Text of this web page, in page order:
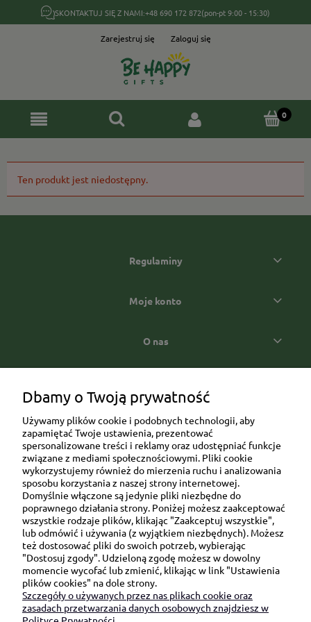
SKONTAKTUJ SIĘ Z NAMI:+48 690 172 872(pon-pt 9:00 - 15:30)
Zarejestruj się Zaloguj się
Ten produkt jest niedostępny.
Regulaminy
Moje konto
O nas
Ul. Brukowa 6/8 lok. 57/58
91-341 Łódź
NIP: 6751510615
SKONTAKTUJ SIĘ Z NAMI:
sklep@be-happygifts.com
+48 690 172 872
Dbamy o Twoją prywatność
Używamy plików cookie i podobnych technologii, aby
zapamiętać Twoje ustawienia, prezentować
spersonalizowane treści i reklamy oraz udostępniać funkcje
związane z mediami społecznościowymi. Pliki cookie
wykorzystujemy również do mierzenia ruchu i analizowania
sposobu korzystania z naszej strony internetowej.
Domyślnie włączone są jedynie pliki niezbędne do
poprawnego działania strony. Poniżej możesz zaakceptować
wszystkie rodzaje plików, klikając "Zaakceptuj wszystkie",
lub odmówić i używania (z wyjątkiem niezbędnych). Możesz
też dostosować pliki do swoich potrzeb, wybierając
"Dostosuj zgody". Udzieloną zgodę możesz w dowolny
momencie wycofać lub zmienić, klikając w link "Ustawienia
plików cookies" na dole strony.
Szczegóły o używanych przez nas plikach cookie oraz
zasadach przetwarzania danych osobowych znajdziesz w